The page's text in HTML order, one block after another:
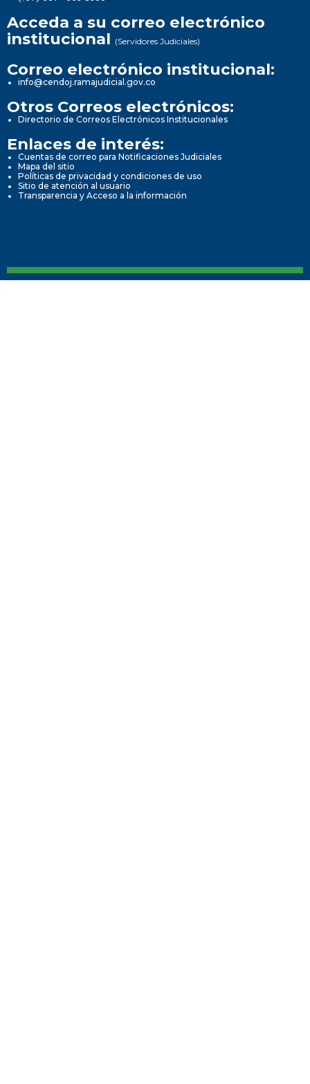
Acceda a su correo electrónico
institucional (Servidores Judiciales)
Correo electrónico institucional:
info@cendoj.ramajudicial.gov.co
Otros Correos electrónicos:
Directorio de Correos Electrónicos Institucionales
Enlaces de interés:
Cuentas de correo para Notificaciones Judiciales
Mapa del sitio
Políticas de privacidad y condiciones de uso
Sitio de atención al usuario
Transparencia y Acceso a la información